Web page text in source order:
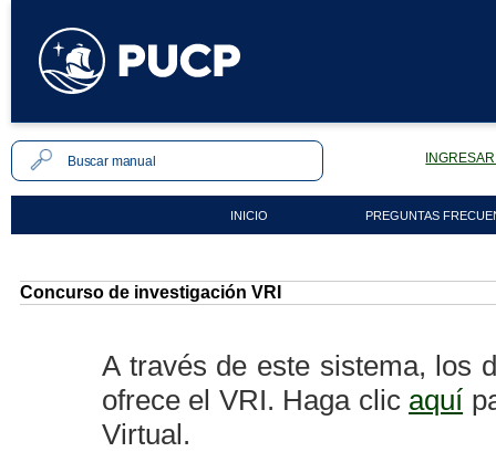
INICIO PREGUNTAS
Concurso de investigación VRI
A través de este sistema, los
ofrece el VRI. Haga clic aquí
Virtual.